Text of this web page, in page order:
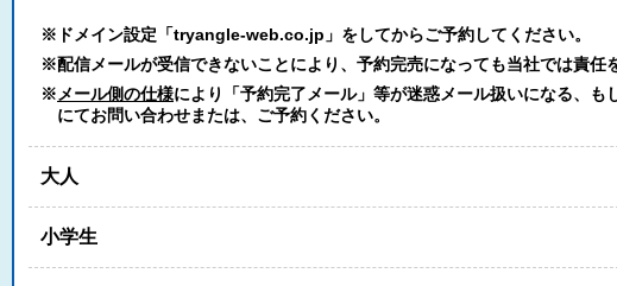
※ドメイン設定「tryangle-web.co.jp」をしてからご予約してください。
※配信メールが受信できないことにより、予約完売になっても当社では責任
※ メール側の仕様により「予約完了メール」等が迷惑メール扱いになる、
にてお問い合わせまたは、ご予約ください。
大人
小学生